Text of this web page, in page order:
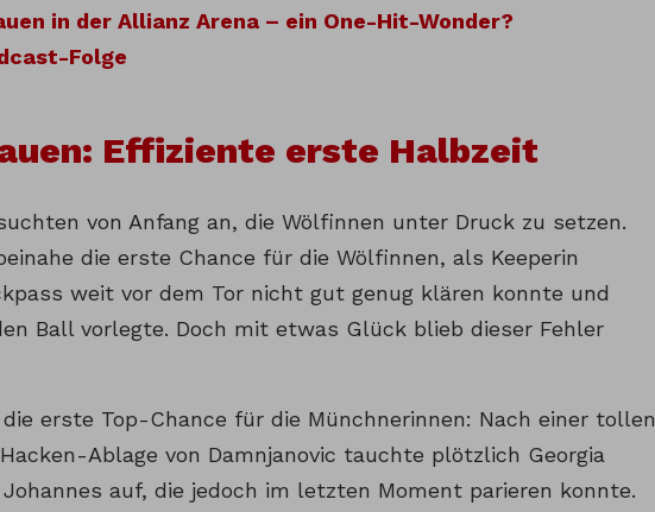
in der Allianz Arena – ein One-Hit-Wonder?
Folge
Effiziente erste Halbzeit
von Anfang an, die Wölfinnen unter Druck zu setzen.
die erste Chance für die Wölfinnen, als Keeperin
weit vor dem Tor nicht gut genug klären konnte und
Ball vorlegte. Doch mit etwas Glück blieb dieser Fehler
erste Top-Chance für die Münchnerinnen: Nach einer tollen
Ablage von Damnjanovic tauchte plötzlich Georgia
auf, die jedoch im letzten Moment parieren konnte.